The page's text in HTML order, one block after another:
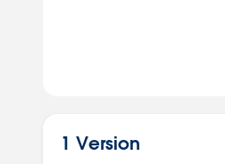
1 Version